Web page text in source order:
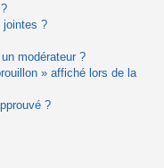
jointes ?
modérateur ?
» affiché lors de la
?